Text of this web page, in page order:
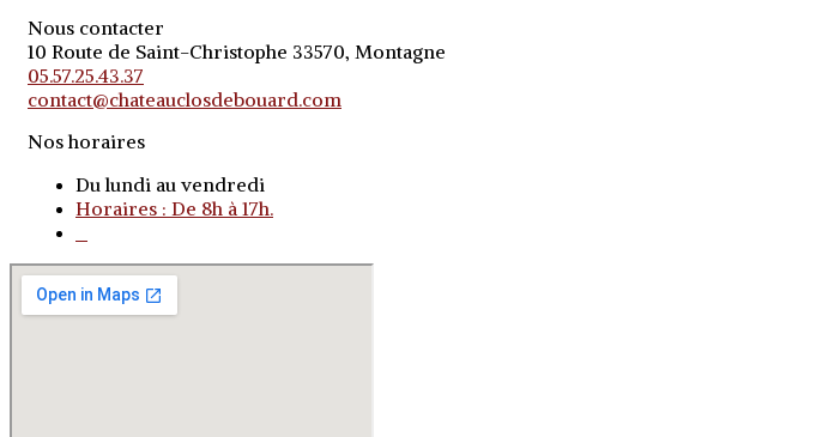
Nous contacter
10 Route de Saint-Christophe 33570, Montagne
05.57.25.43.37
contact@chateauclosdebouard.com
Nos horaires
Du lundi au vendredi
Horaires : De 8h à 17h.